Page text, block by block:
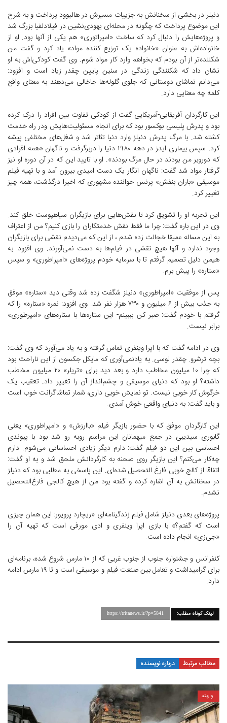
دنیلر در بخشی از سخنانش به جزییات مسیرش در هالیوود پرداخت و به شرح
این موضوع پرداخت که چگونه در محله‌ای یهودی‌نشین در فیلادلفیا بزرگ شد
و پروژه‌هایش را دنبال کرد که ساخت «امپراتوری» هم یکی از آنها بود. او از
خانواده‌اش به عنوان «خانواده‌ یک توزیع کننده مواد» یاد کرد و گفت من
شکننده‌تر از آن بودم که بخواهم وارد کار مواد شوم. وی گفت کودکی‌اش به او
نشان داد که شکنندگی زندگی در سنین پایین چقدر زیاد است و افزود:
می‌دانم تماشای دوستانی که جلوی گلوله‌ها جاخالی می‌دهند به معنای واقع
کلمه چه معنایی دارد.
این کارگردان آفریقایی-آمریکایی گفت از کودکی تفاوت بین افراد را درک کرده
بود و پدرش پلیسی بوکسور بود که برای انجام مسئولیت‌هایش ودر راه خدمت
کشته شد. با مرگ پدرش دنیلز وارد دنیا تئاتر شد و شغل‌های مختلفی پیشه
کرد. سپس بیماری ایدز در دهه ۱۹۸۰ دنیا را دربرگرفت و ناگهان «همه افرادی
که دوروبر من بودند در حال مرگ بودند». او با تایید این که در آن دوره او نیز
گرفتار مواد شد گفت: ناگهان انگار یک دست امیدی بیرون آمد و با تهیه فیلم
موسیقی «باران بنفش» پرنس خواننده مشهوری که اخیرا درگذشت، همه چیز
تغییر کرد.
این تجربه او را تشویق کرد تا نقش‌هایی برای بازیگران سیاهپوست خلق کند.
وی در این باره گفت: چرا ما فقط نقش خدمتکاران را بازی کنیم؟ من از اعتراف
به این مساله عمیقا خجالت زده شدم ، از این که می‌دیدم نقشی برای بازیگران
وجود ندارد و آنها هیچ نقشی در فیلم‌ها به دست نمی‌آورند. وی افزود: به
هیمن دلیل تصمیم گرفتم تا با سرمایه خودم پروژه‌‌های «امپراطوری» و سپس
«ستاره» را پیش برم.
پس از موفقیت «امپراطوری» دنیلز شگفت زده شد وقتی دید «ستاره» موفق
به جذب بیش از ۶ میلیون و ۷۳۰ هزار نفر شد. وی افزود: نمره «ستاره» را که
گرفتم با خودم گفت: صبر کن بببینم- این ستاره‌ها با ستاره‌های «امپرطوری»
برابر نیست.
وی در ادامه گفت که با اپرا وینفری تماس گرفته و به یاد می‌آورد که وی گفت:
بچه ترشرو. چقدر لوسی. به یادنمی‌آوری که مایکل جکسون از این ناراحت بود
که چرا ۱۰ میلیون مخاطب دارد و بعد دید برای «تریلر» ۲۰ میلیون مخاطب
داشته؟ او بود که دنیای موسیقی و چشم‌انداز آن را تغییر داد. تعقیب یک
خرگوش کار خوبی نیست. تو نمایش خوبی داری، شمار تماشاگرانت خوب است
و باید گفت: به دنیای واقعی خوش آمدی.
این کارگردان موفق که با حضور بازیگر فیلم «باارزش» و «امپراطوری» یعنی
گابوری سیدیبی در جمع میهمانان این مراسم روبه رو شد بود با پیوندی
احساسی بین این دو فیلم گفت: دارم دیگر زیادی احساساتی می‌شوم. دارم
چه‌کار می‌کنم؟ این بازیگر روی صحنه به کارگردانش ملحق شد و به او گفت:
اتفاقا از کالج خوبی فارغ التحصیل شده‌ای. این پاسخی به مطلبی بود که دنیلز
در سخنانش به آن اشاره کرده و گفته بود من از هیچ کالجی فارغ‌التحصیل
نشدم.
پروژه‌های بعدی دنیلز شامل فیلم زندگینامه‌ای «ریچارد پرویور: این همان چیزی
است که گفتم؟» با بازی اپرا وینفری و ادی مورفی است که تهیه آن را
«جی‌زی» انجام داده است.
کنفرانس و جشنواره جنوب از جنوب غربی که از ۱۰ مارس شروع شده، برنامه‌ای
برای گرامیداشت و تعامل بین صنعت فیلم و موسیقی است و تا ۱۹ مارس ادامه
دارد.
لینک کوتاه مطلب: https://tritanews.ir/?p=5841
مطالب مرتبط درباره نویسنده
واریته